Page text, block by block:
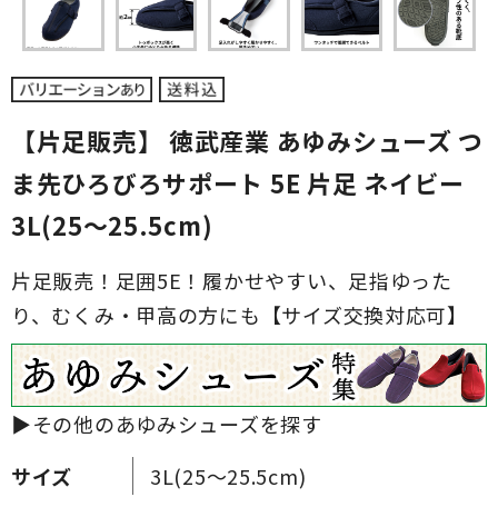
【片足販売】 徳武産業 あゆみシューズ つ
ま先ひろびろサポート 5E 片足 ネイビー
3L(25～25.5cm)
片足販売！足囲5E！履かせやすい、足指ゆった
り、むくみ・甲高の方にも【サイズ交換対応可】
サイズ
3L(25～25.5cm)
▶その他のあゆみシューズを探す